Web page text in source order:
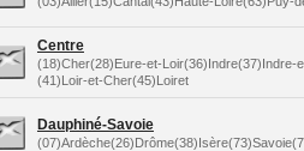
Centre
(18)Cher(28)Eure-et-Loir(36)Indre(37)Indre-
(41)Loir-et-Cher(45)Loiret
Dauphiné-Savoie